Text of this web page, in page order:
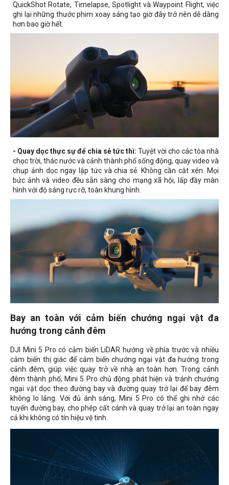
QuickShot Rotate, Timelapse, Spotlight và Waypoint Flight, việc
ghi lại những thước phim xoay sáng tạo giờ đây trở nên dễ dàng
hơn bao giờ hết.
- Quay dọc thực sự để chia sẻ tức thì: Tuyệt vời cho các tòa nhà
chọc trời, thác nước và cảnh thành phố sống động, quay video và
chụp ảnh dọc ngay lập tức và chia sẻ. Không cần cắt xén. Mọi
bức ảnh và video đều sẵn sàng cho mạng xã hội, lấp đầy màn
hình với độ sáng rực rỡ, toàn khung hình.
Bay an toàn với cảm biến chướng ngại vật đa
hướng trong cảnh đêm
DJI Mini 5 Pro có cảm biến LiDAR hướng về phía trước và nhiều
cảm biến thị giác để cảm biến chướng ngại vật đa hướng trong
cảnh đêm, giúp việc quay trở về nhà an toàn hơn. Trong cảnh
đêm thành phố, Mini 5 Pro chủ động phát hiện và tránh chướng
ngại vật dọc theo đường bay và đường quay trở lại để bay đêm
không lo lắng. Với đủ ánh sáng, Mini 5 Pro có thể ghi nhớ các
tuyến đường bay, cho phép cất cánh và quay trở lại an toàn ngay
cả khi không có tín hiệu vệ tinh.